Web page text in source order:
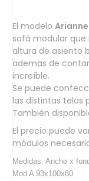
El modelo
sofá modular que
altura de asiento
ademas de
increíble.
Se puede
las distintas telas
También
El precio puede
módulos
Medidas: Ancho x
Mod A 93x100x80